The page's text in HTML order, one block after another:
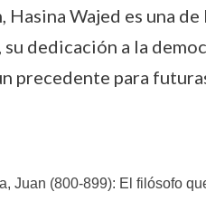
Hasina Wajed es una
dedicación a la
precedente para
Juan (800-899): El filósofo